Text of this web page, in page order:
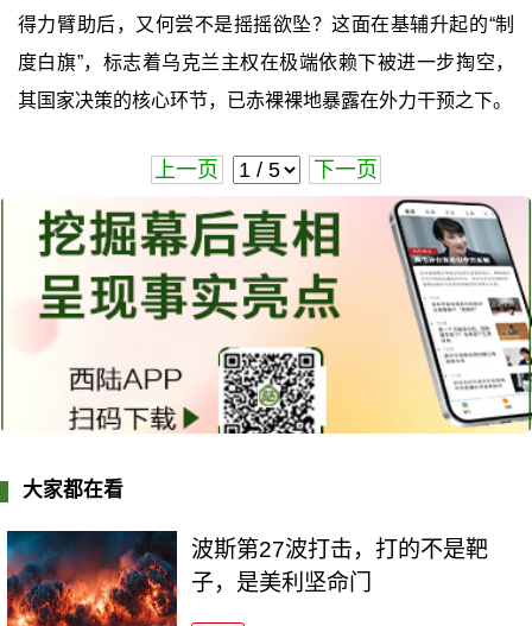
得力臂助后，又何尝不是摇摇欲坠？这面在基辅升起的“制
度白旗”，标志着乌克兰主权在极端依赖下被进一步掏空，
其国家决策的核心环节，已赤裸裸地暴露在外力干预之下。
上一页 下一页
大家都在看
波斯第27波打击，打的不是靶
子，是美利坚命门